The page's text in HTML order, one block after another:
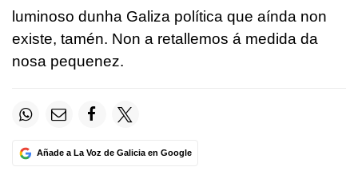
luminoso dunha Galiza política que aínda non
existe, tamén. Non a retallemos á medida da
nosa pequenez.
Añade a La Voz de Galicia en Google